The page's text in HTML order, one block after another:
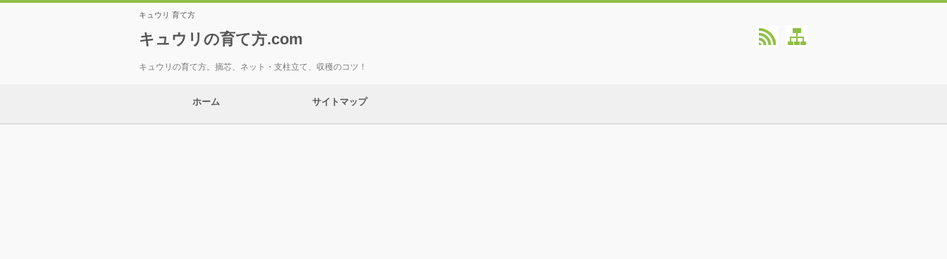
キュウリ 育て方
キュウリの育て方.com
キュウリの育て方。摘芯、ネット・支柱立て、収穫のコツ！
ホーム サイトマップ